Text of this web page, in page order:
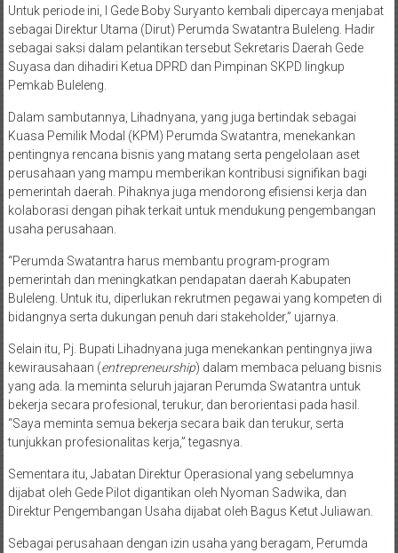
Untuk periode ini, I Gede Boby Suryanto kembali dipercaya menjabat
sebagai Direktur Utama (Dirut) Perumda Swatantra Buleleng. Hadir
sebagai saksi dalam pelantikan tersebut Sekretaris Daerah Gede
Suyasa dan dihadiri Ketua DPRD dan Pimpinan SKPD lingkup
Pemkab Buleleng.
Dalam sambutannya, Lihadnyana, yang juga bertindak sebagai
Kuasa Pemilik Modal (KPM) Perumda Swatantra, menekankan
pentingnya rencana bisnis yang matang serta pengelolaan aset
perusahaan yang mampu memberikan kontribusi signifikan bagi
pemerintah daerah. Pihaknya juga mendorong efisiensi kerja dan
kolaborasi dengan pihak terkait untuk mendukung pengembangan
usaha perusahaan.
“Perumda Swatantra harus membantu program-program
pemerintah dan meningkatkan pendapatan daerah Kabupaten
Buleleng. Untuk itu, diperlukan rekrutmen pegawai yang kompeten di
bidangnya serta dukungan penuh dari stakeholder,” ujarnya.
Selain itu, Pj. Bupati Lihadnyana juga menekankan pentingnya jiwa
kewirausahaan (entrepreneurship) dalam membaca peluang bisnis
yang ada. Ia meminta seluruh jajaran Perumda Swatantra untuk
bekerja secara profesional, terukur, dan berorientasi pada hasil.
“Saya meminta semua bekerja secara baik dan terukur, serta
tunjukkan profesionalitas kerja,” tegasnya.
Sementara itu, Jabatan Direktur Operasional yang sebelumnya
dijabat oleh Gede Pilot digantikan oleh Nyoman Sadwika, dan
Direktur Pengembangan Usaha dijabat oleh Bagus Ketut Juliawan.
Sebagai perusahaan dengan izin usaha yang beragam, Perumda